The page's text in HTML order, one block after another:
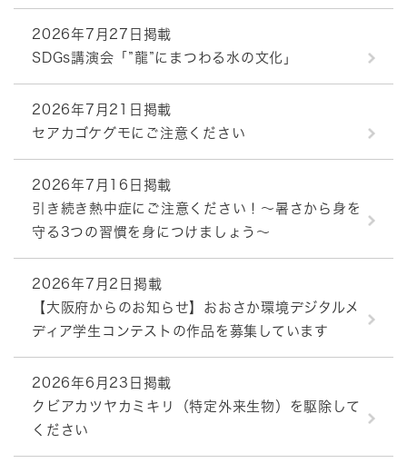
2026年7月27日掲載
SDGs講演会「”龍”にまつわる水の文化」
2026年7月21日掲載
セアカゴケグモにご注意ください
2026年7月16日掲載
引き続き熱中症にご注意ください！～暑さから身を
守る3つの習慣を身につけましょう～
2026年7月2日掲載
【大阪府からのお知らせ】おおさか環境デジタルメ
ディア学生コンテストの作品を募集しています
2026年6月23日掲載
クビアカツヤカミキリ（特定外来生物）を駆除して
ください